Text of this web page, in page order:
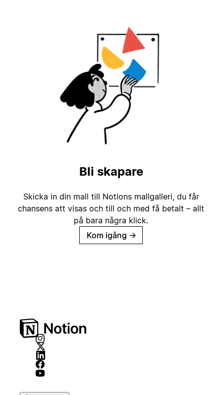
Bli skapare
Skicka in din mall till Notions mallgalleri, du får
chansens att visas och till och med få betalt – allt
på bara några klick.
Kom igång →